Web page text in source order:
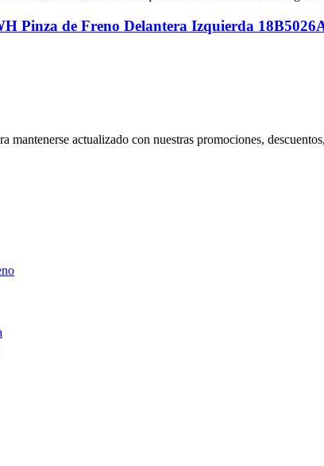
Pinza de Freno Delantera Izquierda
mantenerse actualizado con nuestras promociones,